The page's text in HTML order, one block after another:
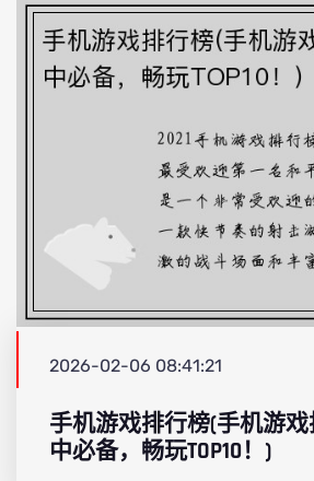
2026-02-06 08:41:21
手机游戏排行榜(手机游
中必备，畅玩TOP10！)